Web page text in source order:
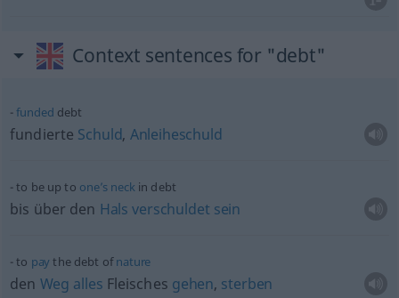
Context sentences for "debt"
funded debt
fundierte Schuld, Anleiheschuld
to be up to one’s neckin debt
bis über den Hals verschuldet sein
to paythe debt ofnature
den Weg alles Fleisches gehen, sterben